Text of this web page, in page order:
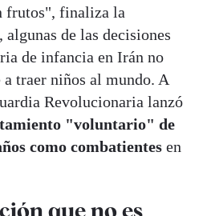
frutos", finaliza la
de las decisiones
de infancia en Irán no
traer niños al mundo. A
Revolucionaria lanzó
"voluntario" de
como combatientes en
que no es